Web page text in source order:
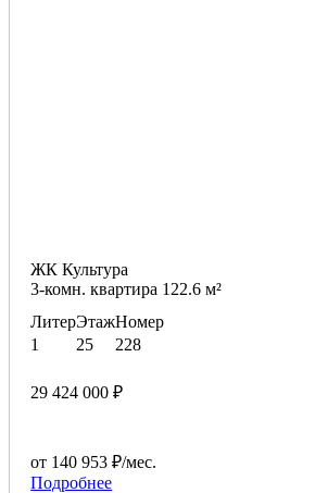
ЖК Культура
3-комн. квартира 122.6 м²
Литер
1
Этаж
25
Номер
228
29 424 000 ₽
от 140 953 ₽/мес.
Подробнее